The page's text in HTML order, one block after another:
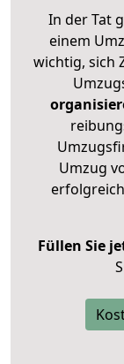
In der Tat
einem
wichtig, sich
Umzug
Füllen Sie